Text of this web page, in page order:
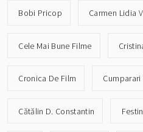
Bobi Pricop Carmen Lidia
Cele Mai Bune Filme
Cronica De Film Cumparari
Cătălin D. Constantin